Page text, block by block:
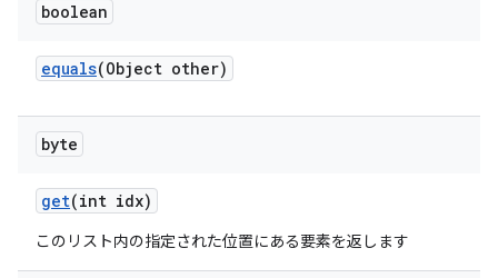
boolean
equals(Object other)
byte
get(int idx)
このリスト内の指定された位置にある要素を返します